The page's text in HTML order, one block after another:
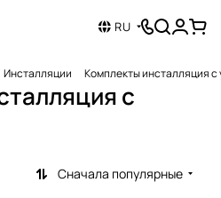
RU
Инсталляции Комплекты инсталляция с
с
Сначала популярные